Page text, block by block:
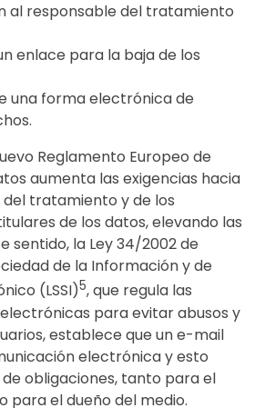
al responsable del tratamiento
enlace para la baja de los
una forma electrónica de
Reglamento Europeo de
aumenta las exigencias hacia
tratamiento y de los
de los datos, elevando las
sentido, la Ley 34/2002 de
de la Información y de
(LSSI)5, que regula las
para evitar abusos y
establece que un e-mail
electrónica y esto
obligaciones, tanto para el
para el dueño del medio.